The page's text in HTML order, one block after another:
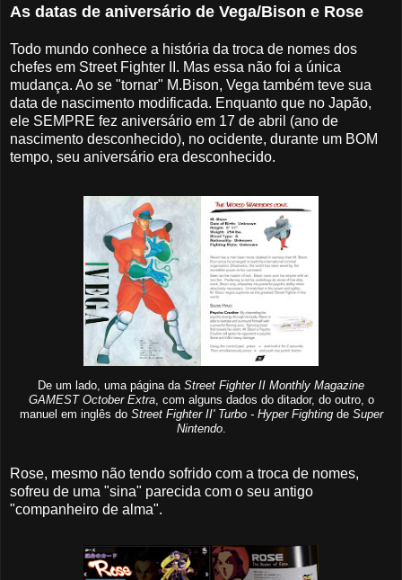
As datas de aniversário de Vega/Bison e Rose
Todo mundo conhece a história da troca de nomes dos
chefes em Street Fighter II. Mas essa não foi a única
mudança. Ao se "tornar" M.Bison, Vega também teve sua
data de nascimento modificada. Enquanto que no Japão,
ele SEMPRE fez aniversário em 17 de abril (ano de
nascimento desconhecido), no ocidente, durante um BOM
tempo, seu aniversário era desconhecido.
De um lado, uma página da Street Fighter II Monthly Magazine
GAMEST October Extra, com alguns dados do ditador, do outro, o
manuel em inglês do Street Fighter II' Turbo - Hyper Fightingde Super
Nintendo.
Rose, mesmo não tendo sofrido com a troca de nomes,
sofreu de uma "sina" parecida com o seu antigo
"companheiro de alma".